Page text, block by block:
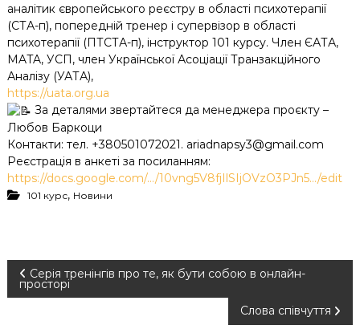
аналітик європейського реєстру в області психотерапії
(СТА-п), попередній тренер і супервізор в області
психотерапії (ПТСТА-п), інструктор 101 курсу. Член ЄАТА,
MATA, УСП, член Української Асоціації Транзакційного
Аналізу (УАТА),
https://uata.org.ua
За деталями звертайтеся да менеджера проєкту –
Любов Баркоци
Контакти: тел. +380501072021. ariadnapsy3@gmail.com
Реєстрація в анкеті за посиланням:
https://docs.google.com/…/10vng5V8fjIlSIjOVzO3PJn5…/edit
101 курс, Новини
Н Серія тренінгів про те, як бути собою в онлайн-
просторі
Слова співчуття